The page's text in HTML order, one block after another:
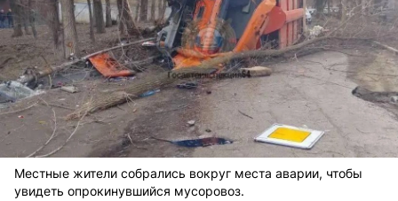
Местные жители собрались вокруг места аварии, чтобы
увидеть опрокинувшийся мусоровоз.